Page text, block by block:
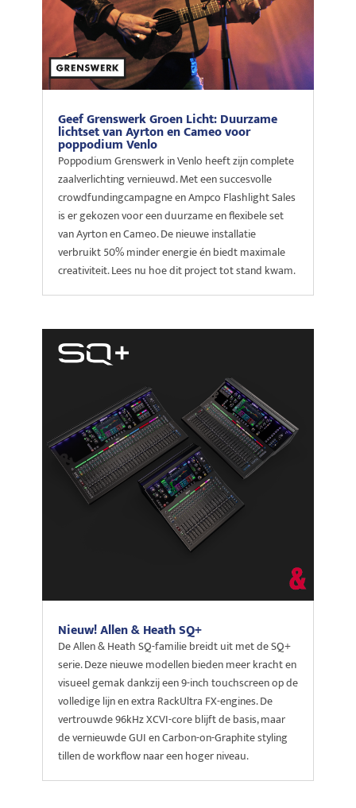
Geef Grenswerk Groen Licht: Duurzame
lichtset van Ayrton en Cameo voor
poppodium Venlo
Poppodium Grenswerk in Venlo heeft zijn complete
zaalverlichting vernieuwd. Met een succesvolle
crowdfundingcampagne en Ampco Flashlight Sales
is er gekozen voor een duurzame en flexibele set
van Ayrton en Cameo. De nieuwe installatie
verbruikt 50% minder energie én biedt maximale
creativiteit. Lees nu hoe dit project tot stand kwam.
Nieuw! Allen & Heath SQ+
De Allen & Heath SQ-familie breidt uit met de SQ+
serie. Deze nieuwe modellen bieden meer kracht en
visueel gemak dankzij een 9-inch touchscreen op de
volledige lijn en extra RackUltra FX-engines. De
vertrouwde 96kHz XCVI-core blijft de basis, maar
de vernieuwde GUI en Carbon-on-Graphite styling
tillen de workflow naar een hoger niveau.